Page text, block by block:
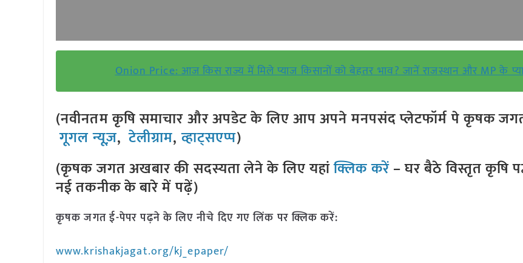
Onion Price: आज किस राज्य में मिले प्याज किसानों को बेहतर भाव? जानें राजस्थान और MP के
(नवीनतम कृषि समाचार और अपडेट के लिए आप अपने मनपसंद प्लेटफॉर्म पे कृषक
गूगल न्यूज़,टेलीग्राम,व्हाट्सएप्प)
(कृषक जगत अखबार की सदस्यता लेने के लिए यहांक्लिक करें– घर बैठे विस्तृत कृषि
नई तकनीक के बारे में पढ़ें)
कृषक जगत ई-पेपर पढ़ने के लिए नीचे दिए गए लिंक पर क्लिक करें:
www.krishakjagat.org/kj_epaper/